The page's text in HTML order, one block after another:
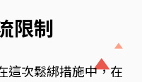
限制
這次鬆綁措施中，在